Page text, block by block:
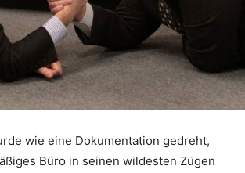
wie eine Dokumentation gedreht,
Büro in seinen wildesten Zügen